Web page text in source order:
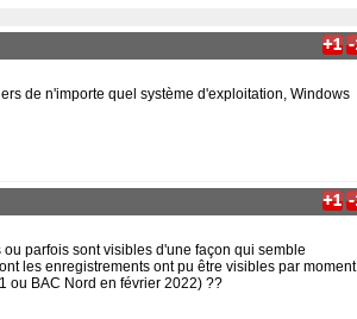
de n'importe quel système d'exploitation, Windows
parfois sont visibles d'une façon qui semble
les enregistrements ont pu être visibles par moment
ou BAC Nord en février 2022) ??